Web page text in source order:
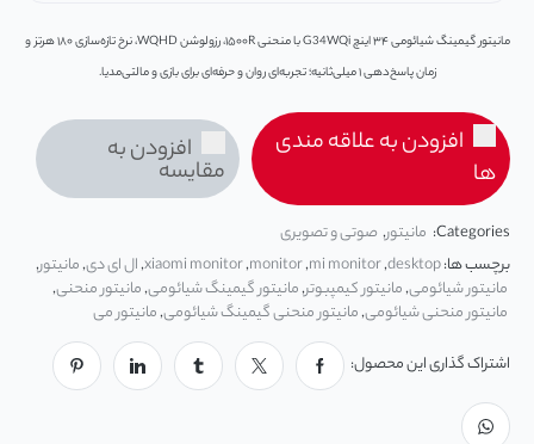
مانیتور گیمینگ شیائومی ۳۴ اینچ G34WQi با منحنی ۱۵۰۰R، رزولوشن WQHD، نرخ تازه‌سازی ۱۸۰ هرتز و
زمان پاسخ‌دهی ۱ میلی‌ثانیه؛ تجربه‌ای روان و حرفه‌ای برای بازی و مالتی‌مدیا.
افزودن به علاقه مندی
ها
افزودن به
مقایسه
Categories: مانیتور, صوتی و تصویری
برچسب ها:desktop
,
mi monitor
,
monitor
,
xiaomi monitor
,ال ای دی,مانیتور,
مانیتور شیائومی,مانیتور کیمپبوتر,مانیتور گیمینگ شیائومی,مانیتور منحنی,
مانیتور منحنی شیائومی,مانیتور منحنی گیمینگ شیائومی,مانیتور می
اشتراک گذاری این محصول: